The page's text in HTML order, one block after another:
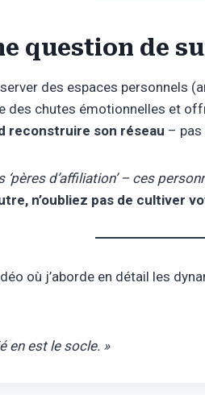
question de
des espaces personnels
des chutes émotionnelles et
reconstruire son réseau – pas
‘pères d’affiliation’ – ces
n’oubliez pas de cultiver
où j’aborde en détail les
en est le socle. »